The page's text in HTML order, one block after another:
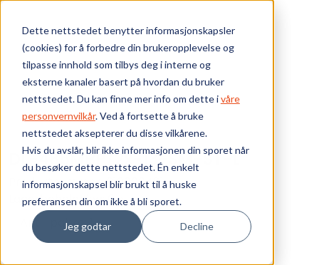
Dette nettstedet benytter informasjonskapsler
(cookies) for å forbedre din brukeropplevelse og
tilpasse innhold som tilbys deg i interne og
eksterne kanaler basert på hvordan du bruker
nettstedet. Du kan finne mer info om dette ivåre
personvernvilkår. Ved å fortsette å bruke
nettstedet aksepterer du disse vilkårene.
Hvis du avslår, blir ikke informasjonen din sporet når
du besøker dette nettstedet. Én enkelt
informasjonskapsel blir brukt til å huske
preferansen din om ikke å bli sporet.
Jeg godtar Decline
Skip to main content
DL-485MBP/2x-13-SM-ST-L
Produktnummer:010006481-L
Lagerbeholdning: 0 stk
Ant. i pakke: 1
Bærekraft
Vi tilbyr
Ressurser
Om oss